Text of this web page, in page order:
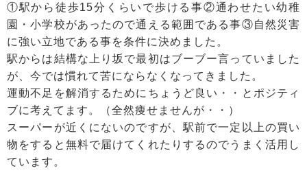
①駅から徒歩15分くらいで歩ける事②通わせたい幼稚
園・小学校があったので通える範囲である事③自然災害
に強い立地である事を条件に決めました。
駅からは結構な上り坂で最初はブーブー言っていました
が、今では慣れて苦にならなくなってきました。
運動不足を解消するためにちょうど良い・・とポジティ
ブに考えてます。（全然痩せませんが・・）
スーパーが近くにないのですが、駅前で一定以上の買い
物をすると無料で届けてくれたりするのでうまく活用し
ています。